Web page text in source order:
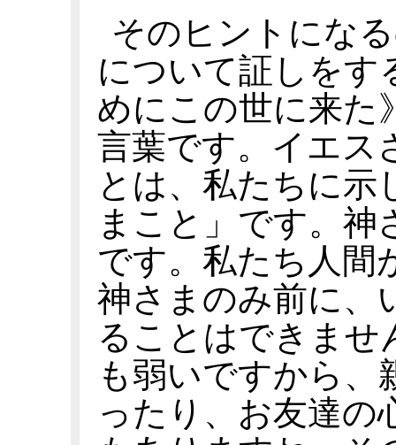
そのヒントにな
について証しをす
めにこの世に来た
言葉です。イエス
とは、私たちに示
まこと」です。神
です。私たち人間
神さまのみ前に、
ることはできませ
も弱いですから、
ったり、お友達の